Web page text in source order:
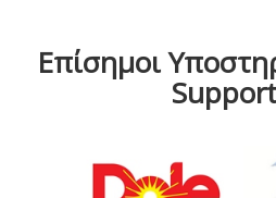
Επίσημοι